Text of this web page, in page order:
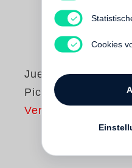
Juergen Teller
Pictures and Text
Vergriffen
Cookies